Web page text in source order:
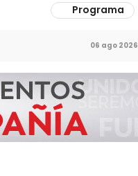
Programa
06 ago 2026